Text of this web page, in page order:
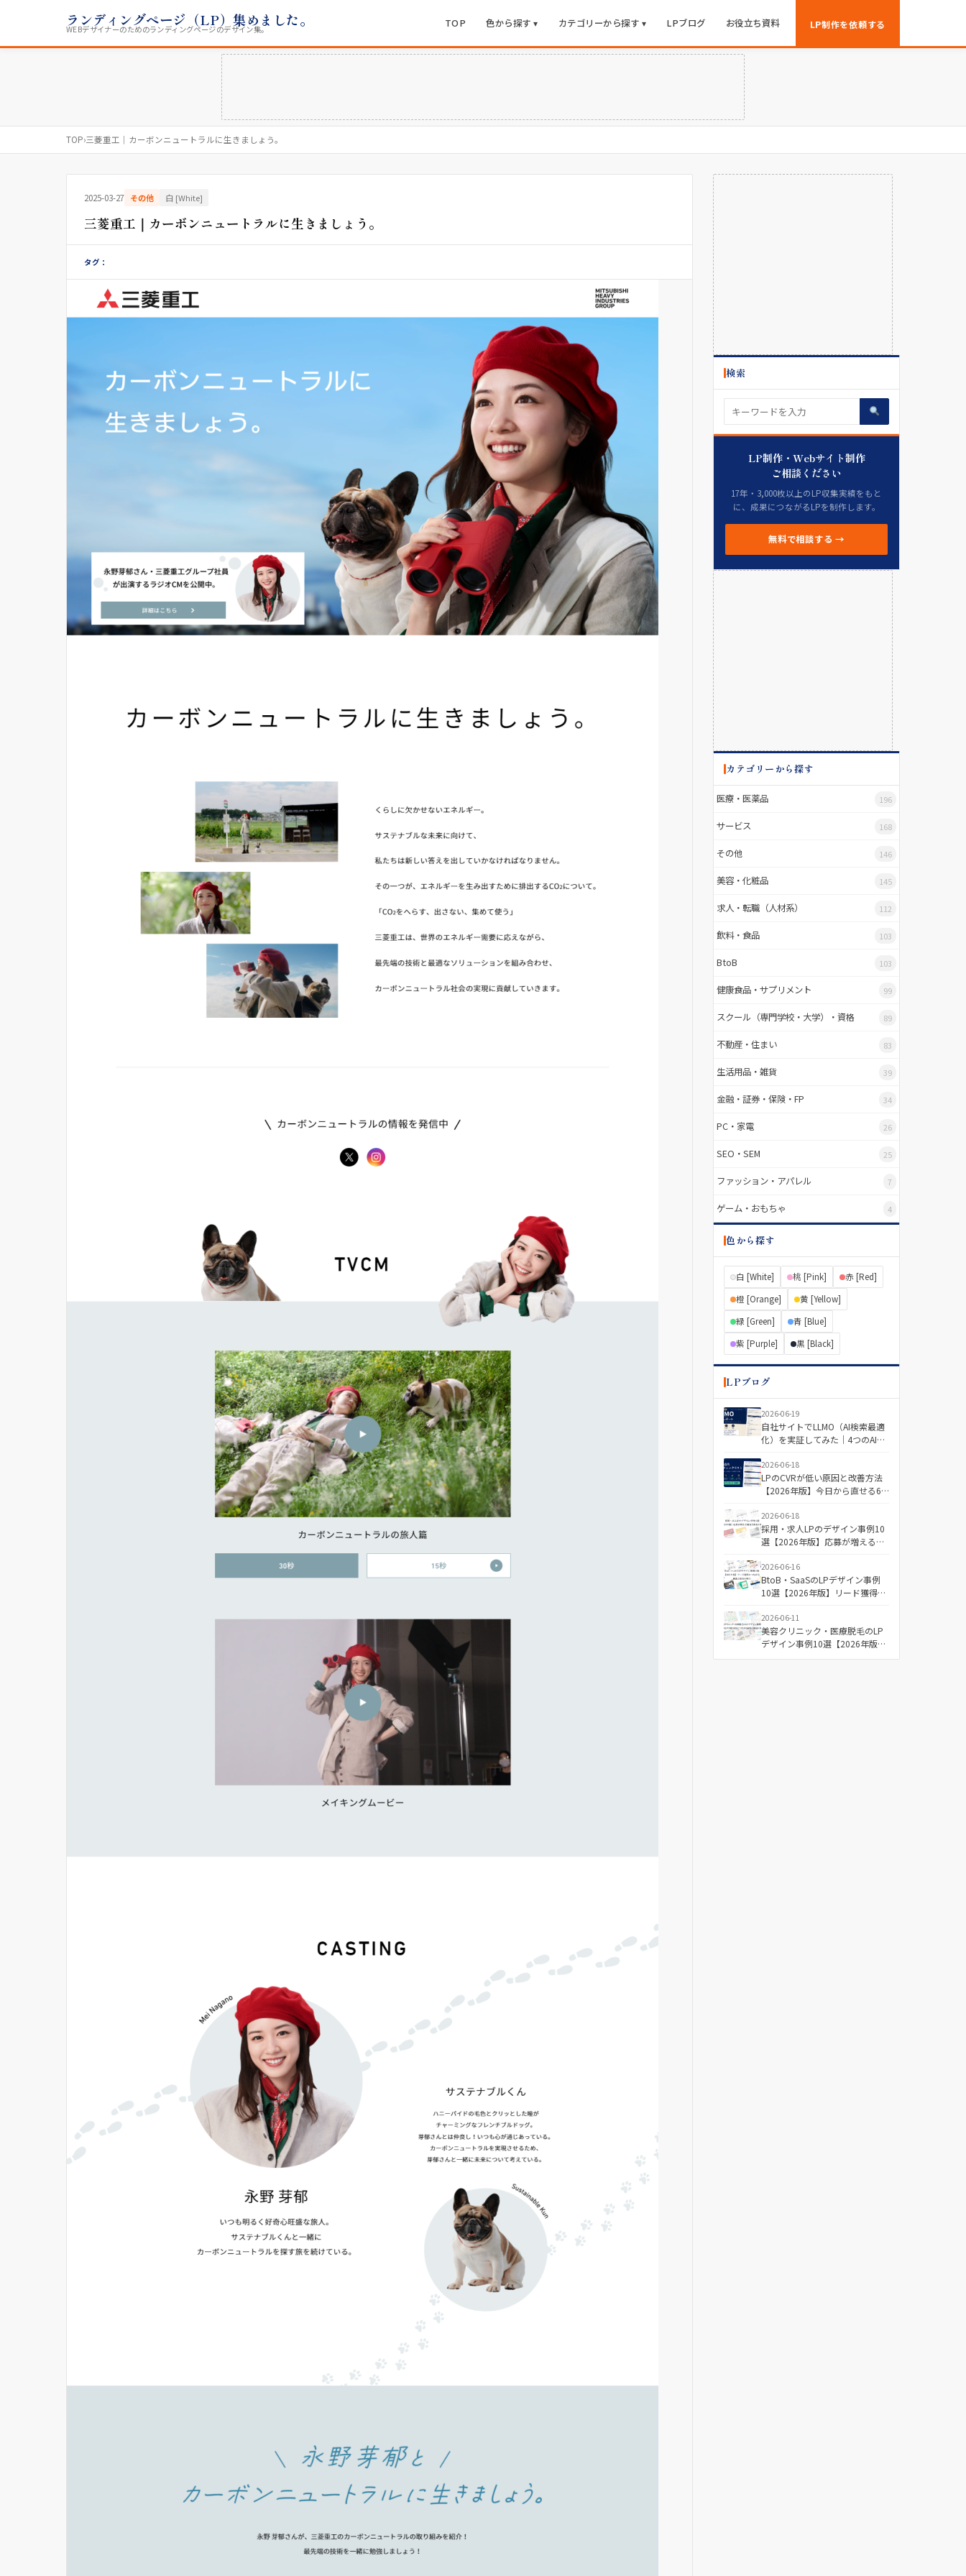
ランディングページ（LP）集めました。
WEBデザイナーのためのランディングページのデザイン集。 TOP 色から探す ▾ カテゴリーから探す ▾ LPブログ お役立ち資料 LP制作を依頼する
TOP›三菱重工｜カーボンニュートラルに生きましょう。
2025-03-27 その他 白 [White]
三菱重工｜カーボンニュートラルに生きましょう。
タグ：
検索
LP制作・Webサイト制作
ご相談ください
17年・3,000枚以上のLP収集実績をもと
に、成果につながるLPを制作します。
無料で相談する →
カテゴリーから探す
医療・医薬品 196
サービス 168
その他 146
美容・化粧品 145
求人・転職（人材系） 112
飲料・食品 103
BtoB 103
健康食品・サプリメント 99
スクール（専門学校・大学）・資格 89
不動産・住まい 83
生活用品・雑貨 39
金融・証券・保険・FP 34
PC・家電 26
SEO・SEM 25
ファッション・アパレル 7
ゲーム・おもちゃ 4
色から探す
白 [White] 桃 [Pink]
赤 [Red]
橙 [Orange]
黄 [Yellow]
緑 [Green]
青 [Blue]
紫 [Purple]
黒 [Black]
LPブログ
2026-06-19
自社サイトでLLMO（AI検索最適
化）を実証してみた｜4つのAIで
事」を分けた差とは
2026-06-18
LPのCVRが低い原因と改善方法
【2026年版】今日から直せる6
2026-06-18
採用・求人LPのデザイン事例10
選【2026年版】応募が増える構
2026-06-16
BtoB・SaaSのLPデザイン事例
10選【2026年版】リード獲得に
2026-06-11
美容クリニック・医療脱毛のLP
デザイン事例10選【2026年版】
成果につながる配色と構成の傾